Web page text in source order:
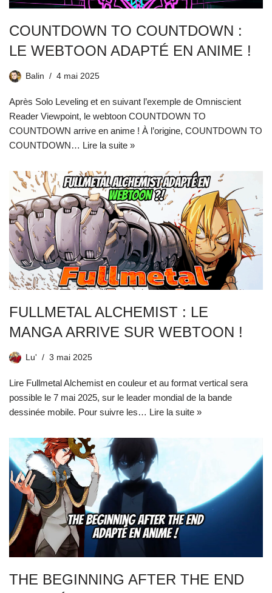
COUNTDOWN TO COUNTDOWN :
LE WEBTOON ADAPTÉ EN ANIME !
Balin 4 mai 2025
Après Solo Leveling et en suivant l’exemple de Omniscient
Reader Viewpoint, le webtoon COUNTDOWN TO
COUNTDOWN arrive en anime ! À l’origine, COUNTDOWN TO
COUNTDOWN… Lire la suite »
FULLMETAL ALCHEMIST : LE
MANGA ARRIVE SUR WEBTOON !
Lu' 3 mai 2025
Lire Fullmetal Alchemist en couleur et au format vertical sera
possible le 7 mai 2025, sur le leader mondial de la bande
dessinée mobile. Pour suivre les… Lire la suite »
THE BEGINNING AFTER THE END